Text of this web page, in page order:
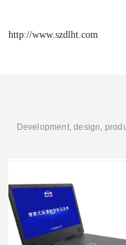
http://www.szdlht.com
Development, design,